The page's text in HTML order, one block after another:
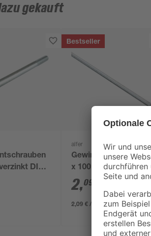
gekauft
DIN
Bestseller
alfer
Gewindestange Ø 0,8
x 100 cm
2,09
2,09 € / Meter